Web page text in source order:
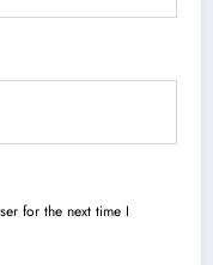
for the next time I